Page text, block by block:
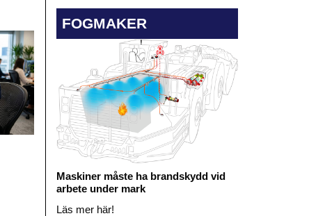
FOGMAKER
Maskiner måste ha brandskydd vid
arbete under mark
Läs mer här!